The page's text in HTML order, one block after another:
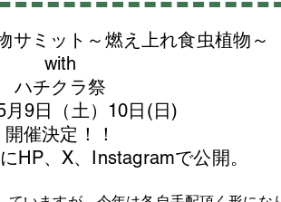
サミット～燃え上れ食虫植物～
with
​ハチクラ祭
月9日（土）10日(日)
​開催決定！！
HP、X、Instagramで公開。